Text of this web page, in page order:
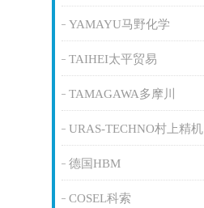
YAMAYU马野化学
TAIHEI太平贸易
TAMAGAWA多摩川
URAS-TECHNO村上精机
德国HBM
COSEL科索